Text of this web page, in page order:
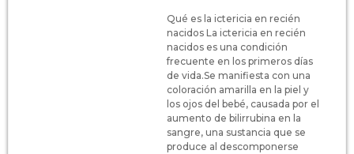
Qué es la ictericia en recién
nacidos La ictericia en recién
nacidos es una condición
frecuente en los primeros días
de vida.Se manifiesta con una
coloración amarilla en la piel y
los ojos del bebé, causada por el
aumento de bilirrubina en la
sangre, una sustancia que se
produce al descomponerse